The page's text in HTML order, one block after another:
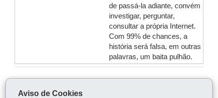
de passá-la adiante, convém
investigar, perguntar,
consultar a própria Internet.
Com 99% de chances, a
história será falsa, em outras
palavras, um baita pulhão.
Aviso de Cookies